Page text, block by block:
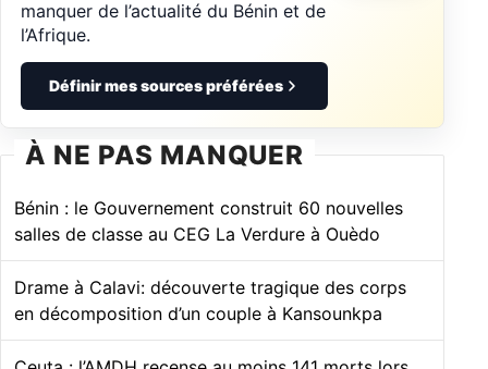
manquer de l’actualité du Bénin et de
l’Afrique.
Définir mes sources préférées
À NE PAS MANQUER
Bénin : le Gouvernement construit 60 nouvelles
salles de classe au CEG La Verdure à Ouèdo
Drame à Calavi: découverte tragique des corps
en décomposition d’un couple à Kansounkpa